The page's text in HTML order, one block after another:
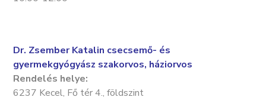
Dr. Zsember Katalin csecsemő- és
gyermekgyógyász szakorvos, háziorvos
Rendelés helye:
6237 Kecel, Fő tér 4., földszint